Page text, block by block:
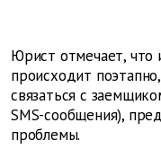
Юрист отмечает, что
происходит
связаться с
SMS-сообщения),
проблемы.